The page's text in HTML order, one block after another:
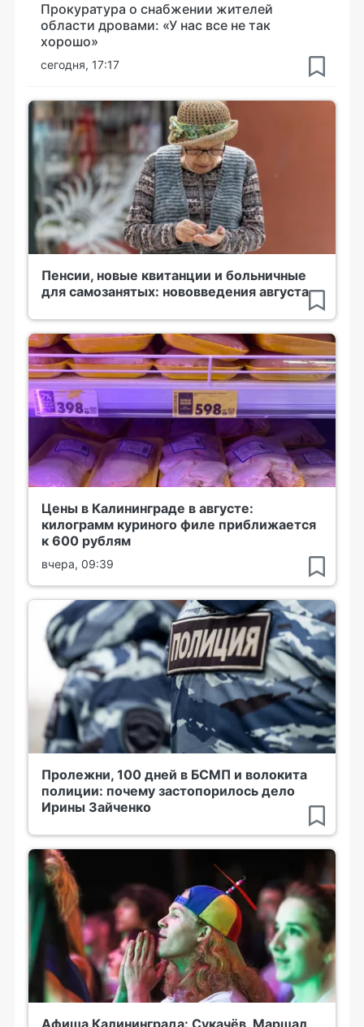
Прокуратура о снабжении жителей
области дровами: «У нас все не так
хорошо»
сегодня, 17:17
Пенсии, новые квитанции и больничные
для самозанятых: нововведения августа
Цены в Калининграде в августе:
килограмм куриного филе приближается
к 600 рублям
вчера, 09:39
Пролежни, 100 дней в БСМП и волокита
полиции: почему застопорилось дело
Ирины Зайченко
Афиша Калининграда: Сукачёв, Маршал,